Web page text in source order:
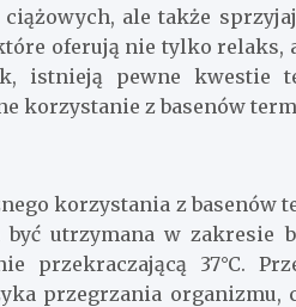
ale także
oferują nie tylko relaks,
istnieją pewne kwestie
korzystanie z basenów
korzystania z
utrzymana w zakresie
przekraczającą 37°C.
przegrzania organizmu,